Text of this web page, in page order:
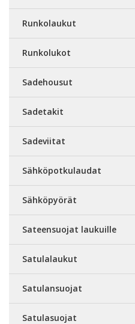
Runkolaukut
Runkolukot
Sadehousut
Sadetakit
Sadeviitat
Sähköpotkulaudat
Sähköpyörät
Sateensuojat laukuille
Satulalaukut
Satulansuojat
Satulasuojat